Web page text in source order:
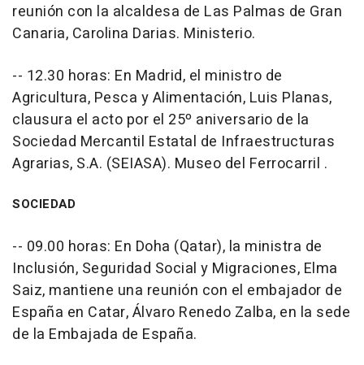
reunión con la alcaldesa de Las Palmas de Gran
Canaria, Carolina Darias. Ministerio.
-- 12.30 horas: En Madrid, el ministro de
Agricultura, Pesca y Alimentación, Luis Planas,
clausura el acto por el 25º aniversario de la
Sociedad Mercantil Estatal de Infraestructuras
Agrarias, S.A. (SEIASA). Museo del Ferrocarril .
SOCIEDAD
-- 09.00 horas: En Doha (Qatar), la ministra de
Inclusión, Seguridad Social y Migraciones, Elma
Saiz, mantiene una reunión con el embajador de
España en Catar, Álvaro Renedo Zalba, en la sede
de la Embajada de España.